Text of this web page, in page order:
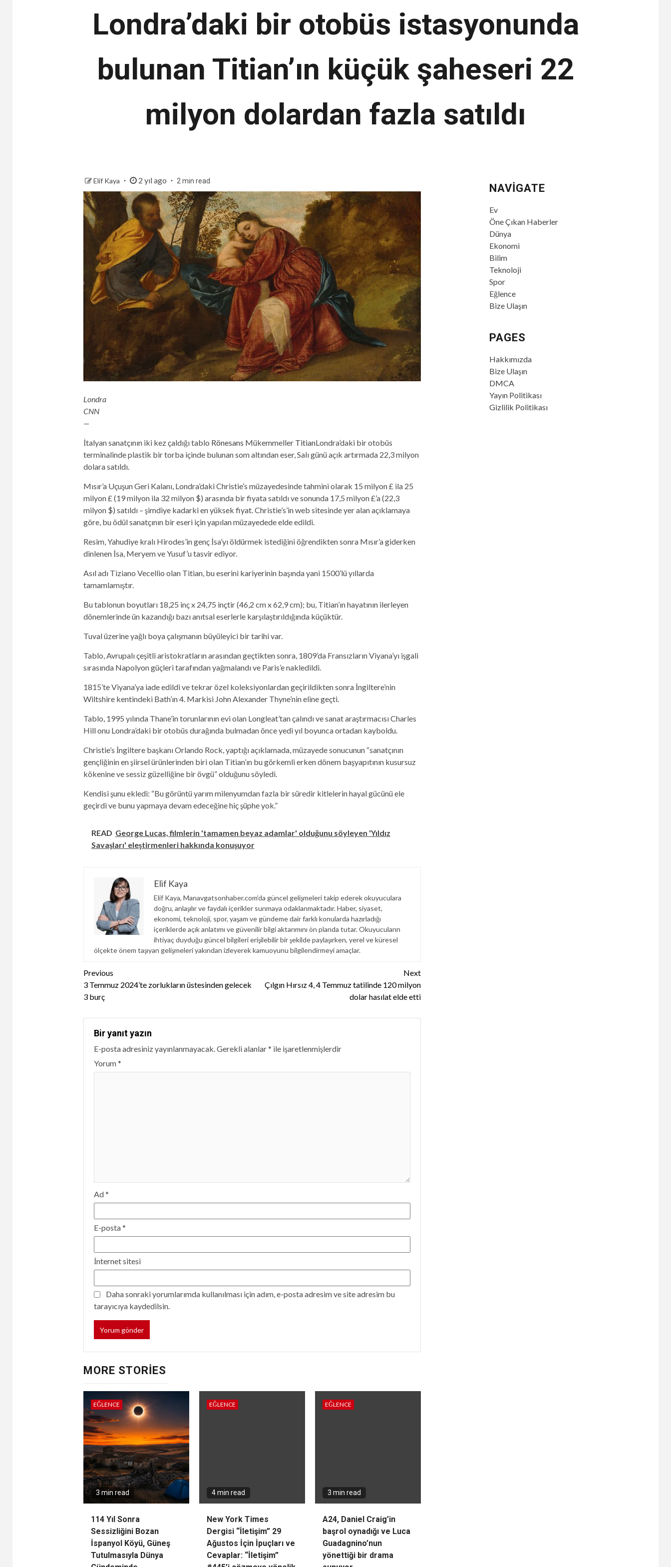
Londra’daki bir otobüs istasyonunda
bulunan Titian’ın küçük şaheseri 22
milyon dolardan fazla satıldı
Elif Kaya 2 yıl ago 2 min read
Londra
CNN
—
İtalyan sanatçının iki kez çaldığı tablo Rönesans Mükemmeller TitianLondra’daki bir otobüs
terminalinde plastik bir torba içinde bulunan som altından eser, Salı günü açık artırmada 22,3 milyon
dolara satıldı.
Mısır’a Uçuşun Geri Kalanı, Londra’daki Christie’s müzayedesinde tahmini olarak 15 milyon £ ila 25
milyon £ (19 milyon ila 32 milyon $) arasında bir fiyata satıldı ve sonunda 17,5 milyon £’a (22,3
milyon $) satıldı – şimdiye kadarki en yüksek fiyat. Christie’s’in web sitesinde yer alan açıklamaya
göre, bu ödül sanatçının bir eseri için yapılan müzayedede elde edildi.
Resim, Yahudiye kralı Hirodes’in genç İsa’yı öldürmek istediğini öğrendikten sonra Mısır’a giderken
dinlenen İsa, Meryem ve Yusuf’u tasvir ediyor.
Asıl adı Tiziano Vecellio olan Titian, bu eserini kariyerinin başında yani 1500’lü yıllarda
tamamlamıştır.
Bu tablonun boyutları 18,25 inç x 24,75 inçtir (46,2 cm x 62,9 cm); bu, Titian’ın hayatının ilerleyen
dönemlerinde ün kazandığı bazı anıtsal eserlerle karşılaştırıldığında küçüktür.
Tuval üzerine yağlı boya çalışmanın büyüleyici bir tarihi var.
Tablo, Avrupalı ​​çeşitli aristokratların arasından geçtikten sonra, 1809’da Fransızların Viyana’yı işgali
sırasında Napolyon güçleri tarafından yağmalandı ve Paris’e nakledildi.
1815’te Viyana’ya iade edildi ve tekrar özel koleksiyonlardan geçirildikten sonra İngiltere’nin
Wiltshire kentindeki Bath’ın 4. Markisi John Alexander Thyne’nin eline geçti.
Tablo, 1995 yılında Thane’in torunlarının evi olan Longleat’tan çalındı ​​ve sanat araştırmacısı Charles
Hill onu Londra’daki bir otobüs durağında bulmadan önce yedi yıl boyunca ortadan kayboldu.
Christie’s İngiltere başkanı Orlando Rock, yaptığı açıklamada, müzayede sonucunun “sanatçının
gençliğinin en şiirsel ürünlerinden biri olan Titian’ın bu görkemli erken dönem başyapıtının kusursuz
kökenine ve sessiz güzelliğine bir övgü” olduğunu söyledi.
Kendisi şunu ekledi: “Bu görüntü yarım milenyumdan fazla bir süredir kitlelerin hayal gücünü ele
geçirdi ve bunu yapmaya devam edeceğine hiç şüphe yok.”
READ George Lucas, filmlerin 'tamamen beyaz adamlar' olduğunu söyleyen 'Yıldız
Savaşları' eleştirmenleri hakkında konuşuyor
Elif Kaya
Elif Kaya, Manavgatsonhaber.com’da güncel gelişmeleri takip ederek okuyuculara
doğru, anlaşılır ve faydalı içerikler sunmaya odaklanmaktadır. Haber, siyaset,
ekonomi, teknoloji, spor, yaşam ve gündeme dair farklı konularda hazırladığı
içeriklerde açık anlatımı ve güvenilir bilgi aktarımını ön planda tutar. Okuyucuların
ihtiyaç duyduğu güncel bilgileri erişilebilir bir şekilde paylaşırken, yerel ve küresel
ölçekte önem taşıyan gelişmeleri yakından izleyerek kamuoyunu bilgilendirmeyi amaçlar.
Continue
Reading
Previous
3 Temmuz 2024’te zorlukların üstesinden gelecek
3 burç
Next
Çılgın Hırsız 4, 4 Temmuz tatilinde 120 milyon
dolar hasılat elde etti
Bir yanıt yazın
E-posta adresiniz yayınlanmayacak.Gerekli alanlar* ile işaretlenmişlerdir
Yorum*
Ad*
E-posta*
İnternet sitesi
Daha sonraki yorumlarımda kullanılması için adım, e-posta adresim ve site adresim bu
tarayıcıya kaydedilsin.
MORE STORIES
EĞLENCE
3 min read
114 Yıl Sonra
Sessizliğini Bozan
İspanyol Köyü, Güneş
Tutulmasıyla Dünya
EĞLENCE
4 min read
New York Times
Dergisi “İletişim” 29
Ağustos İçin İpuçları ve
Cevaplar: “İletişim”
EĞLENCE
3 min read
A24, Daniel Craig’in
başrol oynadığı ve Luca
Guadagnino’nun
yönettiği bir drama
NAVIGATE
Ev
Öne Çıkan Haberler
Dünya
Ekonomi
Bilim
Teknoloji
Spor
Eğlence
Bize Ulaşın
PAGES
Hakkımızda
Bize Ulaşın
DMCA
Yayın Politikası
Gizlilik Politikası